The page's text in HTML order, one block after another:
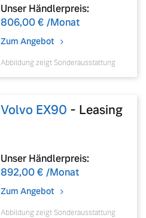
Unser Händlerpreis:
806,00 € /Monat
Zum Angebot
Abbildung zeigt Sonderausstattung
Volvo EX90 - Leasing
Unser Händlerpreis:
892,00 € /Monat
Zum Angebot
Abbildung zeigt Sonderausstattung